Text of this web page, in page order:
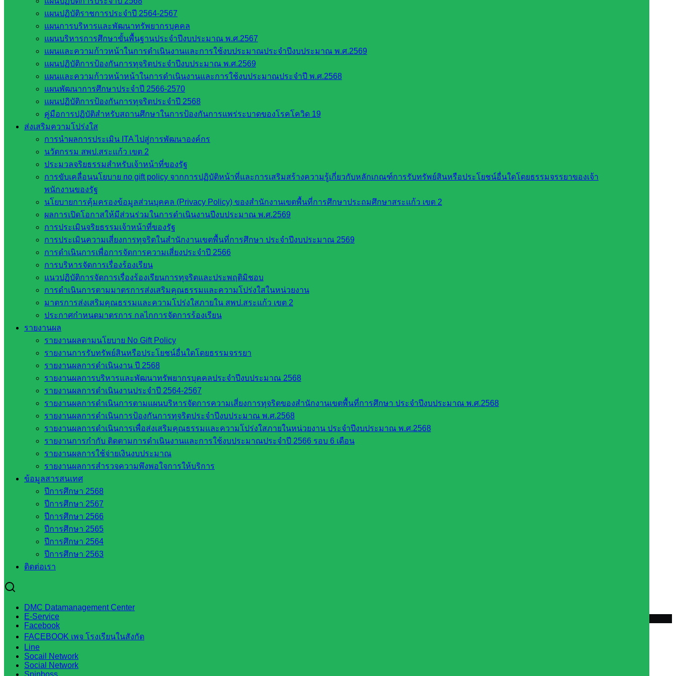
แผนปฏิบัติราชการประจำปี 2564-2567
แผนการบริหารและพัฒนาทรัพยากรบุคคล
แผนบริหารการศึกษาขั้นพื้นฐานประจำปีงบประมาณ พ.ศ.2567
แผนและความก้าวหน้าในการดำเนินงานและการใช้งบประมาณประจำปีงบประมาณ พ.ศ.2569
แผนปฏิบัติการป้องกันการทุจริตประจำปีงบประมาณ พ.ศ.2569
แผนและความก้าวหน้าหน้าในการดำเนินงานและการใช้งบประมาณประจำปี พ.ศ.2568
แผนพัฒนาการศึกษาประจำปี 2566-2570
แผนปฏิบัติการป้องกันการทุจริตประจำปี 2568
คู่มือการปฏิบัติสำหรับสถานศึกษาในการป้องกันการแพร่ระบาดของโรคโควิด 19
ส่งเสริมความโปร่งใส
การนำผลการประเมิน ITA ไปสู่การพัฒนาองค์กร
นวัตกรรม สพป.สระแก้ว เขต 2
ประมวลจริยธรรมสำหรับเจ้าหน้าที่ของรัฐ
การขับเคลื่อนนโยบาย no gift policy จากการปฏิบัติหน้าที่และการเสริมสร้างความรู้เกี่ยวกับหลักเกณฑ์การรับทรัพย์สินหรือประโยชน์อื่นใดโดยธรรมจรรยาของเจ้า
พนักงานของรัฐ
นโยบายการคุ้มครองข้อมูลส่วนบุคคล (Privacy Policy) ของสำนักงานเขตพื้นที่การศึกษาประถมศึกษาสระแก้ว เขต 2
ผลการเปิดโอกาสให้มีส่วนร่วมในการดำเนินงานปีงบประมาณ พ.ศ.2569
การประเมินจริยธรรมเจ้าหน้าที่ของรัฐ
การประเมินความเสี่ยงการทุจริตในสำนักงานเขตพื้นที่การศึกษา ประจำปีงบประมาณ 2569
การดำเนินการเพื่อการจัดการความเสี่ยงประจำปี 2566
การบริหารจัดการเรื่องร้องเรียน
แนวปฏิบัติการจัดการเรื่องร้องเรียนการทุจริตและประพฤติมิชอบ
การดำเนินการตามมาตรการส่งเสริมคุณธรรมและความโปร่งใสในหน่วยงาน
มาตรการส่งเสริมคุณธรรมและความโปร่งใสภายใน สพป.สระแก้ว เขต 2
ประกาศกำหนดมาตรการ กลไกการจัดการร้องเรียน
รายงานผล
รายงานผลตามนโยบาย No Gift Policy
รายงานการรับทรัพย์สินหรือประโยชน์อื่นใดโดยธรรมจรรยา
รายงานผลการดำเนินงาน ปี 2568
รายงานผลการบริหารและพัฒนาทรัพยากรบุคคลประจำปีงบประมาณ 2568
รายงานผลการดำเนินงานประจำปี 2564-2567
รายงานผลการดำเนินการตามแผนบริหารจัดการความเสี่ยงการทุจริตของสำนักงานเขตพื้นที่การศึกษา ประจำปีงบประมาณ พ.ศ.2568
รายงานผลการดำเนินการป้องกันการทุจริตประจำปีงบประมาณ พ.ศ.2568
รายงานผลการดำเนินการเพื่อส่งเสริมคุณธรรมและความโปร่งใสภายในหน่วยงาน ประจำปีงบประมาณ พ.ศ.2568
รายงานการกำกับ ติดตามการดำเนินงานและการใช้งบประมาณประจำปี 2566 รอบ 6 เดือน
รายงานผลการใช้จ่ายเงินงบประมาณ
รายงานผลการสำรวจความพึงพอใจการให้บริการ
ข้อมูลสารสนเทศ
ปีการศึกษา 2568
ปีการศึกษา 2567
ปีการศึกษา 2566
ปีการศึกษา 2565
ปีการศึกษา 2564
ปีการศึกษา 2563
ติดต่อเรา
DMC Datamanagement Center
E-Service
Facebook
FACEBOOK เพจ โรงเรียนในสังกัด
Line
Socail Network
Social Network
Spinboss
สำนักงานคณะกรรมการการศึกษาขั้นพื้น
ฐาน
รายชื่อมหาวิทยาลัยในประเทศไทย
เว็บไซต์สำนักต่าง ๆ ใน สพฐ.
เว็บไซต์ สพม. ในสังกัด สพฐ.
เว็บไซต์ สพป. ในสังกัด สพฐ.
กรมบัญชีกลาง
สำนักงาน ส.ก.ส.ค
หน่วยงานในจังหวัดสระแก้ว
จังหวัดสระแก้ว
องค์การบริหารส่วนจังหวัดสระแก้ว
ศึกษาธิการจังหวัดสระแก้ว
สำนักงาน ส.ก.ส.ค. จังหวัดสระแก้ว
สพป. สระแก้วเขต 1
สพป.สระแก้ว เขต 2
โรงเรียนในสังกัด สพป.สระแก้ว เขต 1
โรงเรียนในสังกัด สพป.สระแก้ว เขต 2
วิทยาลัยเทคนิคสระแก้ว
วิทยาลัยเทคนิควังน้ำเย็น
กศน.สระแก้ว
เว็บไซต์กลุ่มงานในสำนักงาน
กลุ่มอำนวยการ
กลุ่มบริหารงานงานเงินและสินทรัพย์
กลุ่มนโยบายและแผน
กลุ่มส่งเสริมการจัดการศึกษา
กลุ่มบริหารงานบุคคล
กลุ่มพัฒนาครูและบุคลากรฯ
กลุ่มนิเทศติดตามและประเมินผลฯ
เว็บไซต์หลักสูตรต้านทุจริต
ห้องนิเทศ ศน.นิพนธ์ พรมพิไล
ห้องนิเทศ ศน.ชยาธิศ/ศน.อัญชลี
ห้องนิเทศ ดร.สราวดี เพ็งศรีโคตร
เว็บไซต์คณะกรรมการ ก.ต.ป.น.
เว็บไซต์ อ.ค.ก.ศ.เขตพื้นที่การศึกษา
ดาวน์โหลดเอกสาร
กลุ่มอำนวยการ
กลุ่มบริหารงานงานเงินและสินทรัพย์
กลุ่มนโยบายและแผน
กลุ่มส่งเสริมการจัดการศึกษา
::: ©2021 sakarea2.go.th. All rights reserved. Design By SK2 ICT TEAM :::
สอบถามได้นะคะ